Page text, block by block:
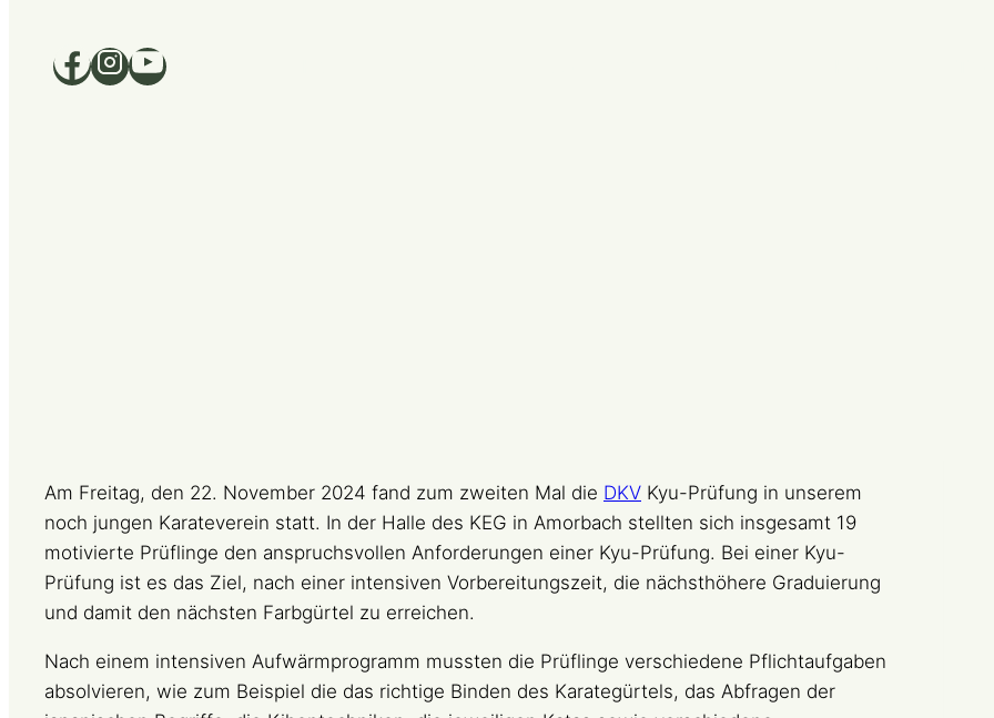
Am Freitag, den 22. November 2024 fand zum zweiten Mal die DKV Kyu-Prüfung in unserem
noch jungen Karateverein statt. In der Halle des KEG in Amorbach stellten sich insgesamt 19
motivierte Prüflinge den anspruchsvollen Anforderungen einer Kyu-Prüfung. Bei einer Kyu-
Prüfung ist es das Ziel, nach einer intensiven Vorbereitungszeit, die nächsthöhere Graduierung
und damit den nächsten Farbgürtel zu erreichen.
Nach einem intensiven Aufwärmprogramm mussten die Prüflinge verschiedene Pflichtaufgaben
absolvieren, wie zum Beispiel die das richtige Binden des Karategürtels, das Abfragen der